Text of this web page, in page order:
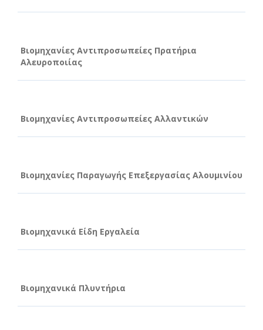
Βιομηχανίες Αντιπροσωπείες Πρατήρια
Αλευροποιίας
Βιομηχανίες Αντιπροσωπείες Αλλαντικών
Βιομηχανίες Παραγωγής Επεξεργασίας Αλουμινίου
Βιομηχανικά Είδη Εργαλεία
Βιομηχανικά Πλυντήρια